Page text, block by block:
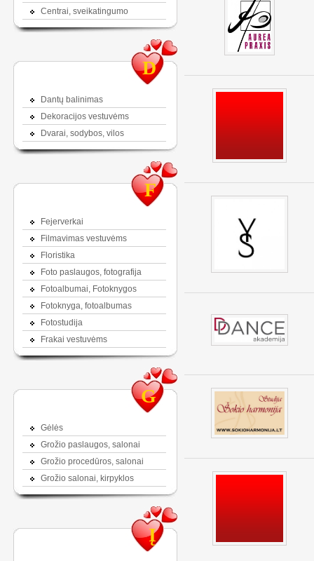
Centrai, sveikatingumo
D
Dantų balinimas
Dekoracijos vestuvėms
Dvarai, sodybos, vilos
F
Fejerverkai
Filmavimas vestuvėms
Floristika
Foto paslaugos, fotografija
Fotoalbumai, Fotoknygos
Fotoknyga, fotoalbumas
Fotostudija
Frakai vestuvėms
G
Gėlės
Grožio paslaugos, salonai
Grožio procedūros, salonai
Grožio salonai, kirpyklos
Į